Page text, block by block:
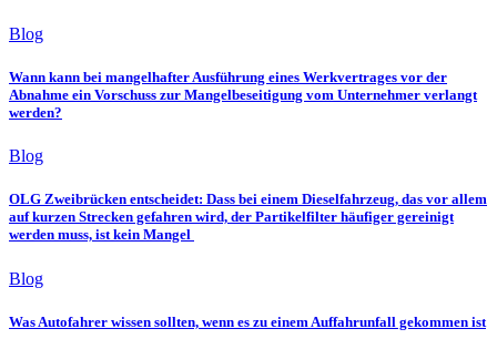
Blog
Wann kann bei mangelhafter Ausführung eines Werkvertrages vor der
Abnahme ein Vorschuss zur Mangelbeseitigung vom Unternehmer verlangt
werden?
Blog
OLG Zweibrücken entscheidet: Dass bei einem Dieselfahrzeug, das vor allem
auf kurzen Strecken gefahren wird, der Partikelfilter häufiger gereinigt
werden muss, ist kein Mangel
Blog
Was Autofahrer wissen sollten, wenn es zu einem Auffahrunfall gekommen ist